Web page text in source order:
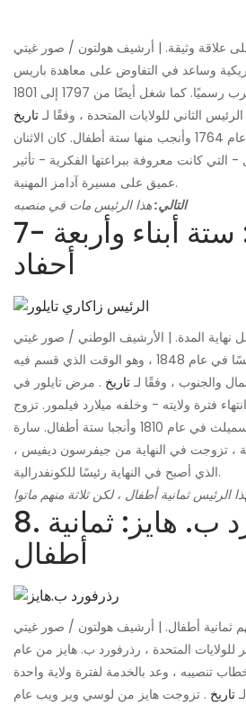
علاقة وثيقة. | أرشيف هولتون / صور غيتي
وساعد في التفاوض على معاهدة باريس
عام 1783 ، والتي أنهت الحرب رسميًا. كما شغل أيضًا من 1797 إلى 1801
الثاني للولايات المتحدة ، وفقًا لـ تاريخ
تزوج أبيجيل سميث عام 1764 وأنجب منها ستة أطفال. كان الاثنان
التي كانت معروفة ببراعتها الفكرية - تأثير
عميق على مسيرة آدامز المهنية.
التالي:هذا الرئيس مات في منصبه
7- زكاري تيلور: ستة أبناء وأربعة
أحفاد
نهاية المدة. | الأرشيف الوطني / صور غيتي
انتخب زاكاري تايلور رئيسًا في عام 1848 ، وهو الوقت الذي قسم فيه
والجنوب ، وفقًا لـ تاريخ . مرض تايلور في
قبل انتهاء فترة ولايته - وخلفه ميلارد فيلمور. تزوج
تايلور من مارجريت ماكال سميلث في عام 1810 وأنجبا ستة أطفال. سارة
، تزوجت في النهاية من جيفرسون ديفيس ،
الذي أصبح في النهاية رئيسًا للكونفدرالية.
8. رذرفورد ب. هايز: ثمانية
أطفال
ثمانية أطفال. | أرشيف هولتون / صور غيتي
المتحدة ، رذرفورد ب. هايز من عام
عام 1893. في خطاب تنصيبه ، وعد بالخدمة لفترة ولاية واحدة
تاريخ . تزوجت هايز من لوسي وير ويب عام